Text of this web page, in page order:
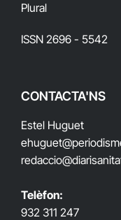
Plural
ISSN 2696 - 5542
CONTACTA'NS
Estel Huguet
ehuguet
Telèfon:
932 311 247